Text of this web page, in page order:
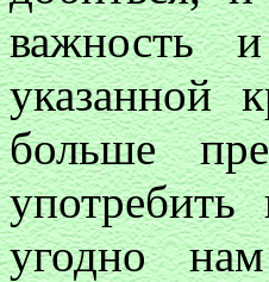
важность
указанной
больше
угодно